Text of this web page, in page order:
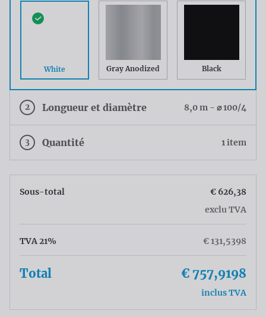
White Gray Anodized Black
2 Longueur et diamètre 8,0 m - ⌀ 100/4
3 Quantité 1 item
Sous-total
€ 626,38
exclu TVA
TVA 21% € 131,5398
Total € 757,9198
inclus TVA